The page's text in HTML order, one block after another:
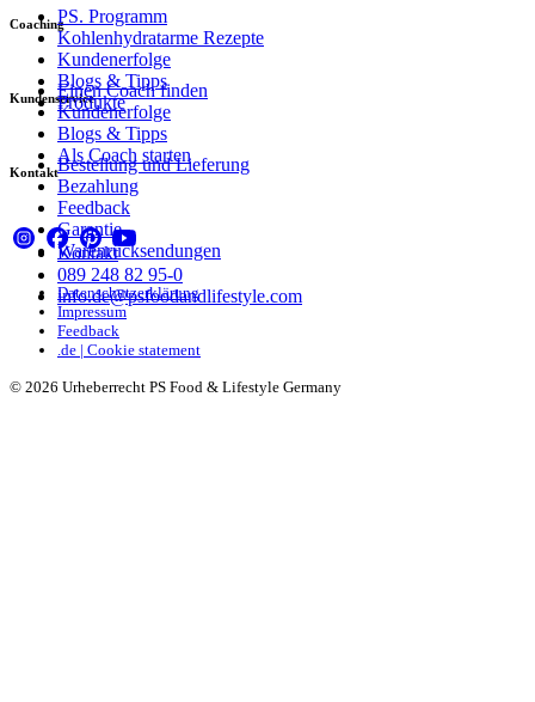
PS. Programm
Kohlenhydratarme Rezepte
Kundenerfolge
Blogs & Tipps
Produkte
Coaching
Einen Coach finden
Kundenerfolge
Blogs & Tipps
Als Coach starten
Kundenservice
Bestellung und Lieferung
Bezahlung
Feedback
Garantie
Warenrücksendungen
Kontakt
Kontakt
089 248 82 95-0
info.de@psfoodandlifestyle.com
Datenschutzerklärung
Impressum
Feedback
.de | Cookie statement
© 2026 Urheberrecht PS Food & Lifestyle Germany